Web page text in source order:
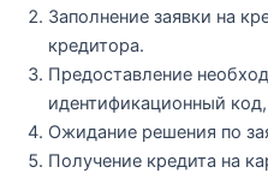
Заполнение заявки на
кредитора.
Предоставление
идентификационный
Ожидание решения по
Получение кредита на